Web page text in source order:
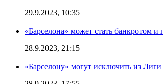
29.9.2023, 10:35
«Барселона» может стать банкротом и
28.9.2023, 21:15
«Барселону» могут исключить из